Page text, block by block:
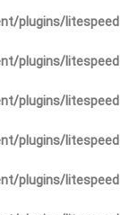
plugins/
plugins/
plugins/
plugins/
plugins/